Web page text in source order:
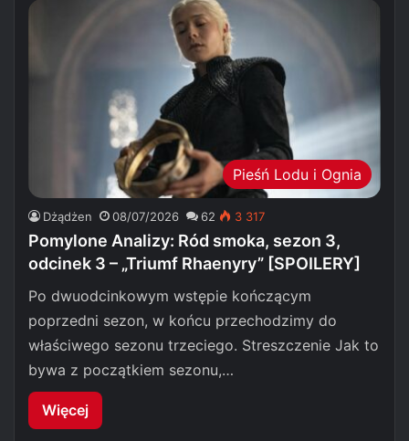
Pieśń Lodu i Ognia
Dżądżen 08/07/2026 62 3 317
Pomylone Analizy: Ród smoka, sezon 3,
odcinek 3 – „Triumf Rhaenyry” [SPOILERY]
Po dwuodcinkowym wstępie kończącym
poprzedni sezon, w końcu przechodzimy do
właściwego sezonu trzeciego. Streszczenie Jak to
bywa z początkiem sezonu,…
Więcej